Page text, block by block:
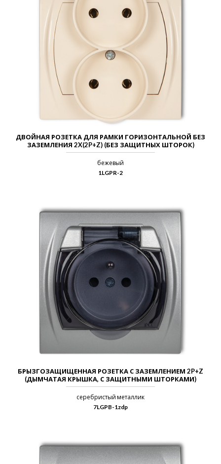
ДВОЙНАЯ РОЗЕТКА ДЛЯ РАМКИ ГОРИЗОНТАЛЬНОЙ БЕЗ
ЗАЗЕМЛЕНИЯ 2X(2P+Z) (БЕЗ ЗАЩИТНЫХ ШТОРОК)
бежевый
1LGPR-2
БРЫЗГОЗАЩИЩЕННАЯ РОЗЕТКА С ЗАЗЕМЛЕНИЕМ 2P+Z
(ДЫМЧАТАЯ КРЫШКА, С ЗАЩИТНЫМИ ШТОРКАМИ)
серебристый металлик
7LGPB-1zdp